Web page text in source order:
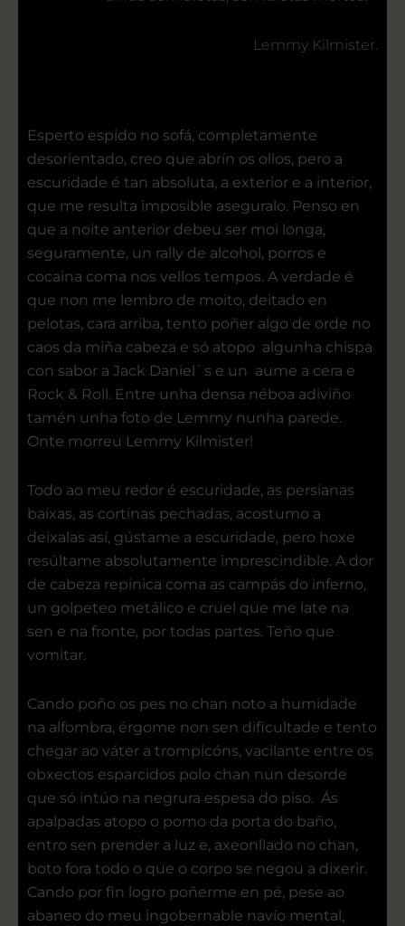
Lemmy Kilmister.
Esperto espido no sofá, completamente
desorientado, creo que abrín os ollos, pero a
escuridade é tan absoluta, a exterior e a interior,
que me resulta imposible aseguralo. Penso en
que a noite anterior debeu ser moi longa,
seguramente, un rally de alcohol, porros e
cocaina coma nos vellos tempos. A verdade é
que non me lembro de moito, deitado en
pelotas, cara arriba, tento poñer algo de orde no
caos da miña cabeza e só atopo algunha chispa
con sabor a Jack Daniel`s e un aume a cera e
Rock & Roll. Entre unha densa néboa adiviño
tamén unha foto de Lemmy nunha parede.
Onte morreu Lemmy Kilmister!
Todo ao meu redor é escuridade, as persianas
baixas, as cortinas pechadas, acostumo a
deixalas así, gústame a escuridade, pero hoxe
resúltame absolutamente imprescindible. A dor
de cabeza repinica coma as campás do inferno,
un golpeteo metálico e cruel que me late na
sen e na fronte, por todas partes. Teño que
vomitar.
Cando poño os pes no chan noto a humidade
na alfombra, érgome non sen dificultade e tento
chegar ao váter a trompicóns, vacilante entre os
obxectos esparcidos polo chan nun desorde
que só intúo na negrura espesa do piso. Ás
apalpadas atopo o pomo da porta do baño,
entro sen prender a luz e, axeonllado no chan,
boto fora todo o que o corpo se negou a dixerir.
Cando por fin logro poñerme en pé, pese ao
abaneo do meu ingobernable navío mental,